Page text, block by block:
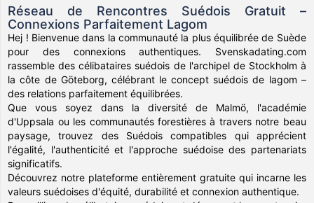
Réseau de Rencontres Suédois Gratuit –
Connexions Parfaitement Lagom
Hej ! Bienvenue dans la communauté la plus équilibrée de Suède
pour des connexions authentiques. Svenskadating.com
rassemble des célibataires suédois de l'archipel de Stockholm à
la côte de Göteborg, célébrant le concept suédois de lagom –
des relations parfaitement équilibrées.
Que vous soyez dans la diversité de Malmö, l'académie
d'Uppsala ou les communautés forestières à travers notre beau
paysage, trouvez des Suédois compatibles qui apprécient
l'égalité, l'authenticité et l'approche suédoise des partenariats
significatifs.
Découvrez notre plateforme entièrement gratuite qui incarne les
valeurs suédoises d'équité, durabilité et connexion authentique.